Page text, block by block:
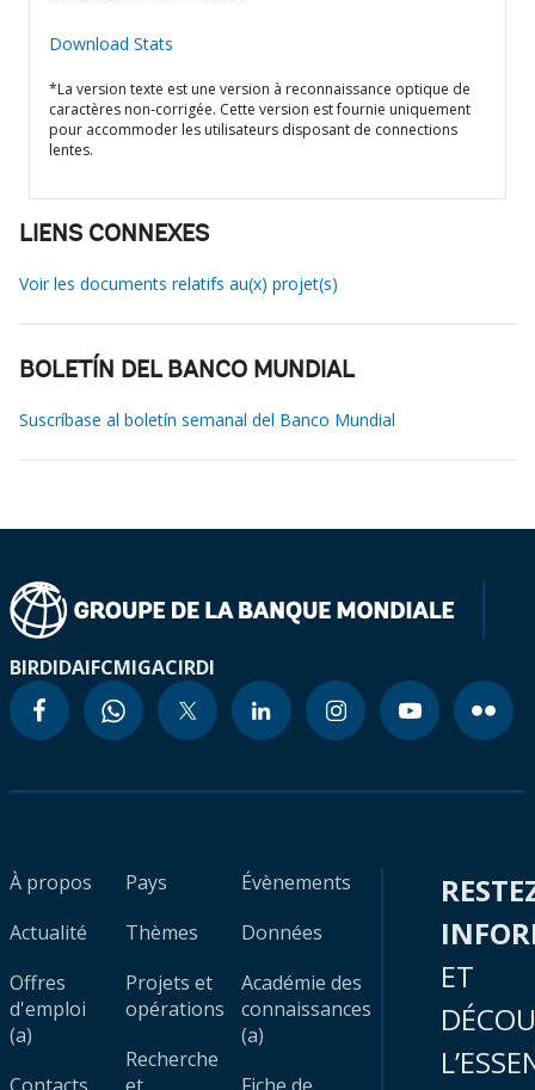
Download Stats
*La version texte est une version à reconnaissance optique de
caractères non-corrigée. Cette version est fournie uniquement
pour accommoder les utilisateurs disposant de connections
lentes.
LIENS CONNEXES
Voir les documents relatifs au(x) projet(s)
BOLETÍN DEL BANCO MUNDIAL
Suscríbase al boletín semanal del Banco Mundial
BIRDIDAIFCMIGACIRDI
À propos
Actualité
Offres
d'emploi
(a)
Pays
Thèmes
Projets et
opérations
Recherche
Évènements
Données
Académie des
connaissances
(a)
ET